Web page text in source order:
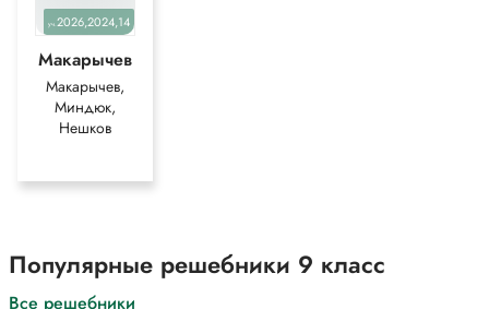
уч.2026,2024,14
Макарычев
Макарычев,
Миндюк,
Нешков
Популярные решебники 9 класс
Все решебники